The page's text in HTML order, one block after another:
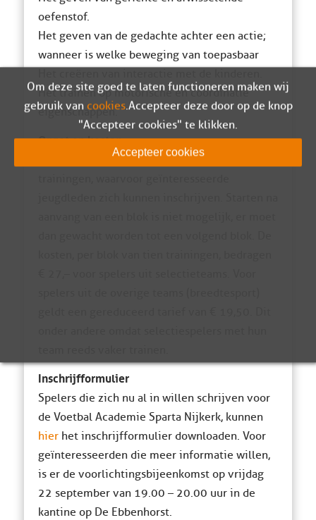
oefenstof.
Het geven van de gedachte achter een actie;
wanneer is welke beweging van toepasbaar
Het trainen op motorische en coördinatie
eigenschappen.
Opzet en kosten
Per seizoen komen er vier blokken van 10
Inschrijfformulier
Spelers die zich nu al in willen schrijven voor
de Voetbal Academie Sparta Nijkerk, kunnen
hierhet inschrijfformulier downloaden. Voor
geïnteresseerden die meer informatie willen,
is er de voorlichtingsbijeenkomst op vrijdag
22 september van 19.00 – 20.00 uur in de
kantine op De Ebbenhorst.
Om deze site goed te laten functioneren maken wij
gebruik van cookies. Accepteer deze door op de knop
"Accepteer cookies" te klikken.
Accepteer cookies